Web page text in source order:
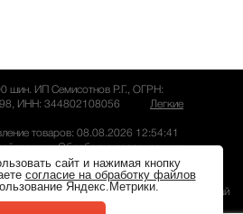
шин. ИП Семисотнов Р.Г., ОГРН:
ИНН: 344802108056
Легкие
товаров: 08.08.2026 12:54:41
куки Обработка персональных
Разработка сайта — Магвай
сайт и нажимая кнопку
согласие на обработку файлов
Яндекс.Метрики.